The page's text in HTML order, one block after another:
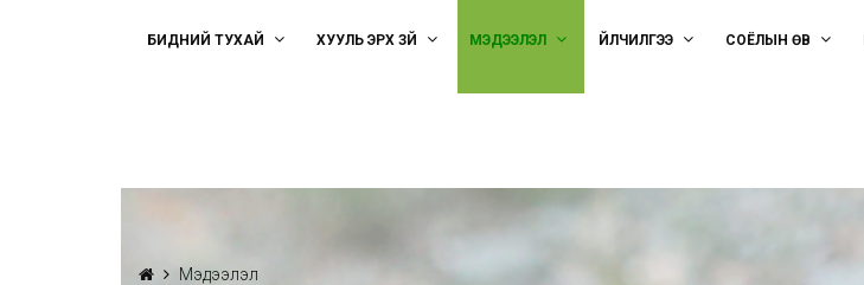
БИДНИЙ ТУХАЙ ХУУЛЬ ЭРХ ЗҮЙ МЭДЭЭЛЭЛ ҮЙЛЧИЛГЭЭ СОЁЛЫН ӨВ
Мэдээлэл